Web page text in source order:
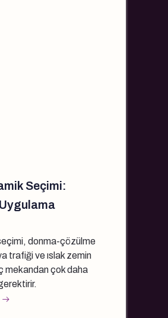
Seçimi:
Uygulama
donma-çözülme
trafiği ve ıslak zemin
mekandan çok daha